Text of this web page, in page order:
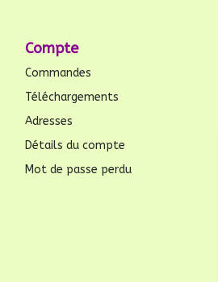
Compte
Commandes
Téléchargements
Adresses
Détails du compte
Mot de passe perdu